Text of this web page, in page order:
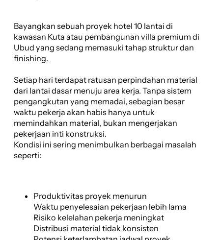
Bayangkan sebuah proyek hotel 10 lantai di
kawasan Kuta atau pembangunan villa premium di
Ubud yang sedang memasuki tahap struktur dan
finishing.
Setiap hari terdapat ratusan perpindahan material
dari lantai dasar menuju area kerja. Tanpa sistem
pengangkutan yang memadai, sebagian besar
waktu pekerja akan habis hanya untuk
memindahkan material, bukan mengerjakan
pekerjaan inti konstruksi.
Kondisi ini sering menimbulkan berbagai masalah
seperti:
Produktivitas proyek menurun
Waktu penyelesaian pekerjaan lebih lama
Risiko kelelahan pekerja meningkat
Distribusi material tidak konsisten